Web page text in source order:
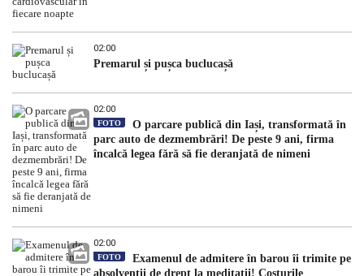
02:00
Premarul și pușca buclucașă
02:00
FOTO
O parcare publică din Iași, transformată în
parc auto de dezmembrări! De peste 9 ani, firma
încalcă legea fără să fie deranjată de nimeni
02:00
FOTO
Examenul de admitere în barou îi trimite pe
absolvenții de drept la meditații! Costurile